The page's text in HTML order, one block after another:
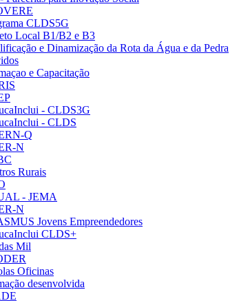
CLDS5G
Local B1/B2 e B3
e Dinamização da Rota da Água e da Pedra
e Capacitação
- CLDS3G
- CLDS
Q
N
Rurais
- JEMA
N
Jovens Empreendedores
CLDS+
Mil
Oficinas
desenvolvida